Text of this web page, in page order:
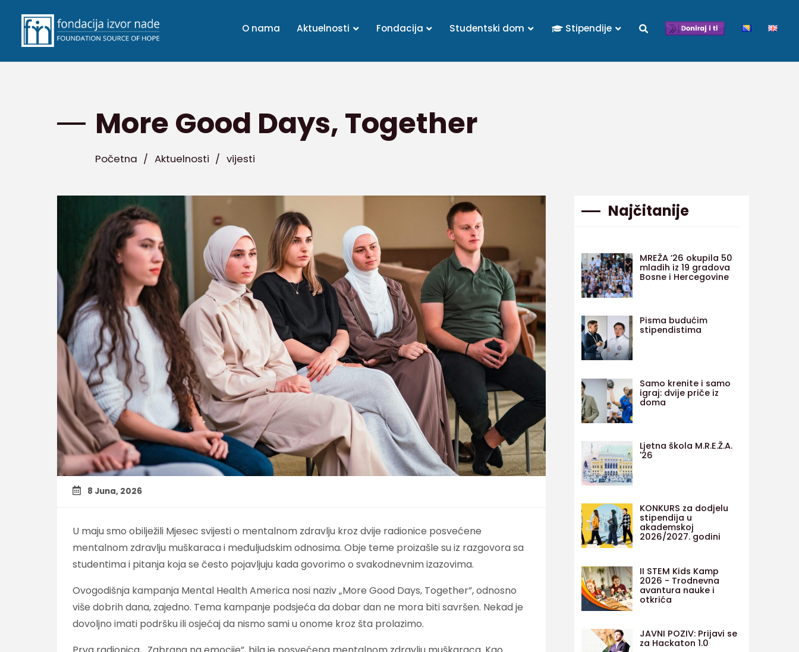
O nama Aktuelnosti Fondacija Studentski dom Stipendije
More Good Days, Together
Početna / Aktuelnosti / vijesti
8 Juna, 2026
U maju smo obilježili Mjesec svijesti o mentalnom zdravlju kroz dvije radionice posvećene
mentalnom zdravlju muškaraca i međuljudskim odnosima. Obje teme proizašle su iz razgovora sa
studentima i pitanja koja se često pojavljuju kada govorimo o svakodnevnim izazovima.
Ovogodišnja kampanja Mental Health America nosi naziv „More Good Days, Together”, odnosno
više dobrih dana, zajedno. Tema kampanje podsjeća da dobar dan ne mora biti savršen. Nekad je
dovoljno imati podršku ili osjećaj da nismo sami u onome kroz šta prolazimo.
Najčitanije
MREŽA ’26 okupila 50
mladih iz 19 gradova
Bosne i Hercegovine
Pisma budućim
stipendistima
Samo krenite i samo
igraj: dvije priče iz
doma
Ljetna škola M.R.E.Ž.A.
'26
KONKURS za dodjelu
stipendija u
akademskoj
2026/2027. godini
II STEM Kids Kamp
2026 - Trodnevna
avantura nauke i
otkrića
JAVNI POZIV: Prijavi se
za Hackaton 1.0